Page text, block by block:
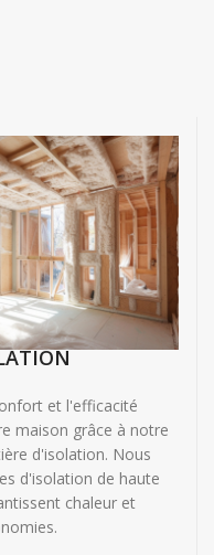
et l'efficacité
maison grâce à notre
d'isolation. Nous
d'isolation de haute
chaleur et